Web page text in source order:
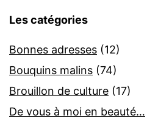
Les catégories
Bonnes adresses (12)
Bouquins malins (74)
Brouillon de culture (17)
De vous à moi en beauté…